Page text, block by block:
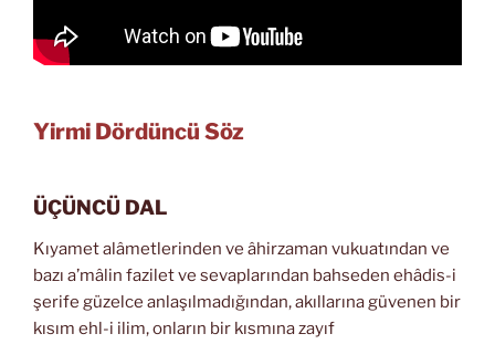
Yirmi Dördüncü Söz
ÜÇÜNCÜ DAL
Kıyamet alâmetlerinden ve âhirzaman vukuatından ve
bazı a’mâlin fazilet ve sevaplarından bahseden ehâdis-i
şerife güzelce anlaşılmadığından, akıllarına güvenen bir
kısım ehl-i ilim, onların bir kısmına zayıf